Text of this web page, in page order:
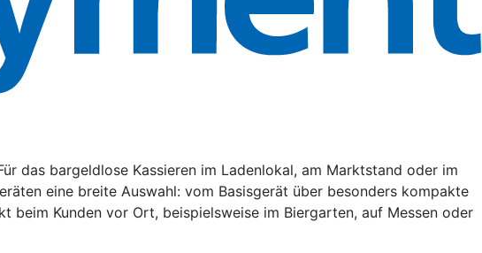
das bargeldlose Kassieren im Ladenlokal, am Marktstand oder im
eine breite Auswahl: vom Basisgerät über besonders kompakte
beim Kunden vor Ort, beispielsweise im Biergarten, auf Messen oder